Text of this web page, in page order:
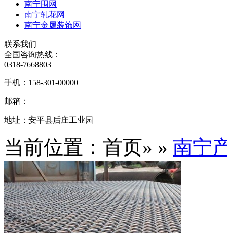
南宁围网
南宁轧花网
南宁金属装饰网
联系我们
全国咨询热线：
0318-7668803
手机： 158-301-00000
邮箱：
地址： 安平县后庄工业园
当前位置：首页» » 南宁